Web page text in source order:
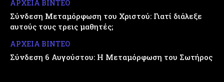
ΑΡΧΕΙΑ ΒΙΝΤΕΟ
Σύνδεση Μεταμόρφωση του Χριστού: Γιατί διάλεξε
αυτούς τους τρεις μαθητές;
ΑΡΧΕΙΑ ΒΙΝΤΕΟ
Σύνδεση 6 Αυγούστου: Η Μεταμόρφωση του Σωτήρος